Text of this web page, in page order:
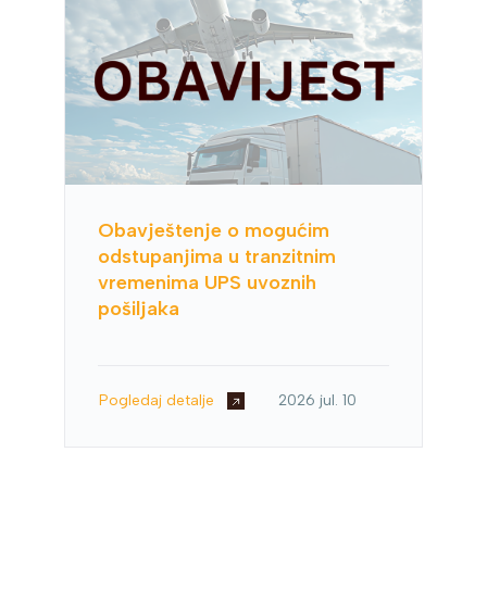
Obavještenje o mogućim
odstupanjima u tranzitnim
vremenima UPS uvoznih
pošiljaka
Pogledaj detalje 2026 jul. 10